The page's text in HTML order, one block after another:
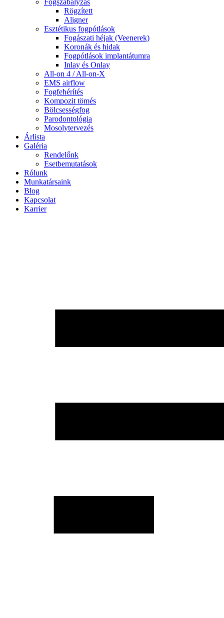
Rögzített
Aligner
Esztétikus fogpótlások
Fogászati héjak (Veenerek)
Koronák és hidak
Fogpótlások implantátumra
Inlay és Onlay
All-on 4 / All-on-X
EMS airflow
Fogfehérítés
Kompozit tömés
Bölcsességfog
Parodontológia
Mosolytervezés
Árlista
Galéria
Rendelőnk
Esetbemutatások
Rólunk
Munkatársaink
Blog
Kapcsolat
Karrier